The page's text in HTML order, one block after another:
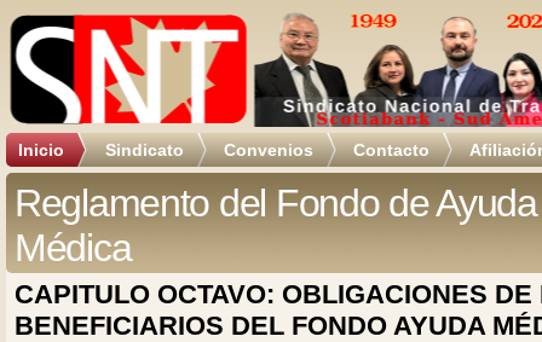
Inicio Sindicato Convenios Contacto
Reglamento del Fondo de Ayuda
Médica
CAPITULO OCTAVO: OBLIGACIONES DE
BENEFICIARIOS DEL FONDO AYUDA